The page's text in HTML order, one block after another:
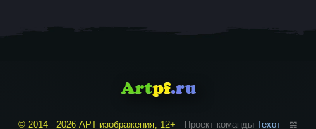
© 2014 - 2026 АРТ изображения, 12+ Проект команды Техот 𝌴